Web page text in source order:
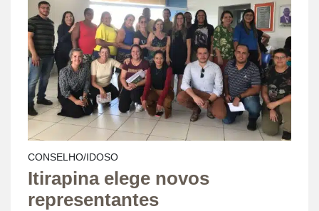
CONSELHO/IDOSO
Itirapina elege novos
representantes